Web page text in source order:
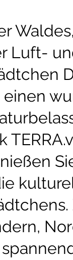
Luft-